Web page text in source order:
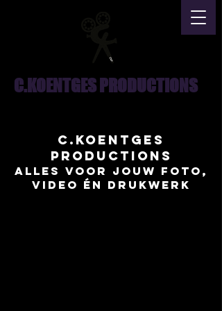
C.KOENTGES PRODUCTIONS
C.Koentges
Productions
Alles voor jouw foto,
video én drukwerk